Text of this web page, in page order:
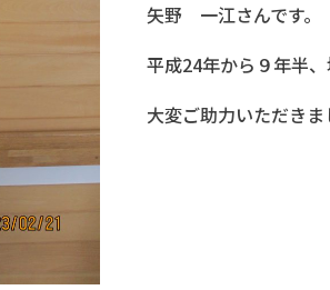
矢野 一江さんです。
平成24年から９年半
大変ご助力いただきま